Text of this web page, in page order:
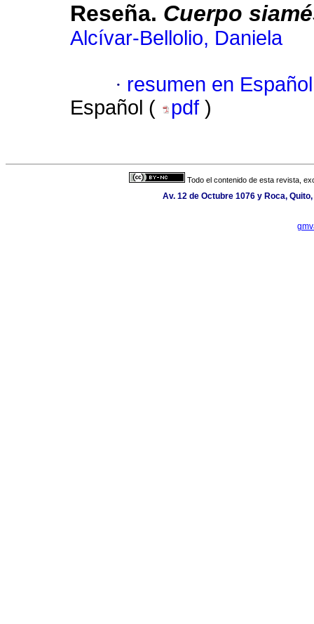
Reseña. Cuerpo
Alcívar-Bellolio, Daniela
· resumen en Español
Español (
pdf )
Todo el contenido de esta revista,
Av. 12 de Octubre 1076 y Roca,